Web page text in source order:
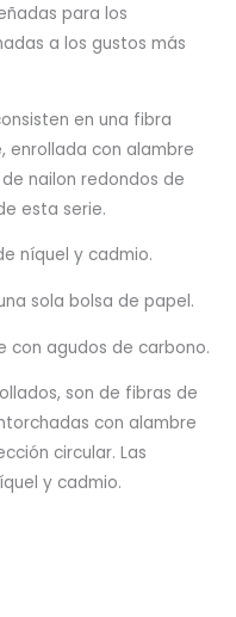
para los
a los gustos más
en una fibra
con alambre
nailon redondos de
esta serie.
níquel y cadmio.
sola bolsa de papel.
con agudos de carbono.
son de fibras de
con alambre
circular. Las
y cadmio.